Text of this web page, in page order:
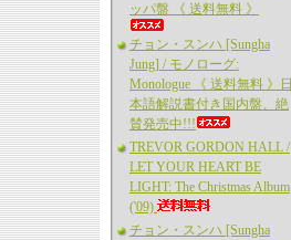
ッパ盤 《 送料無料 》
チョン・スンハ [Sungha
Jung] / モノローグ:
Monologue 《 送料無料 》日
本語解説書付き国内盤、絶
賛発売中!!!
TREVOR GORDON HALL /
LET YOUR HEART BE
LIGHT: The Christmas Album
('09)
チョン・スンハ [Sungha